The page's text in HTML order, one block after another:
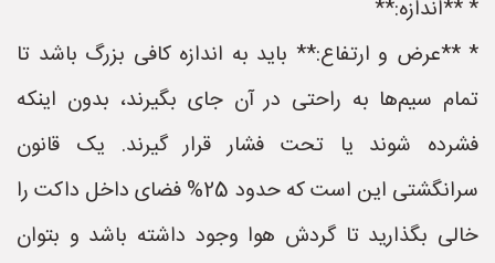
* **اندازه:**
* **عرض و ارتفاع:** باید به اندازه کافی بزرگ باشد تا
تمام سیم‌ها به راحتی در آن جای بگیرند، بدون اینکه
فشرده شوند یا تحت فشار قرار گیرند. یک قانون
سرانگشتی این است که حدود 25% فضای داخل داکت را
خالی بگذارید تا گردش هوا وجود داشته باشد و بتوان